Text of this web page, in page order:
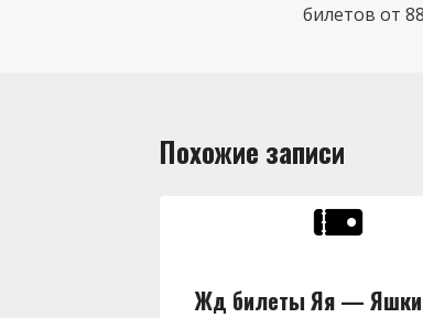
билетов от
Похожие записи
Жд билеты Яя —